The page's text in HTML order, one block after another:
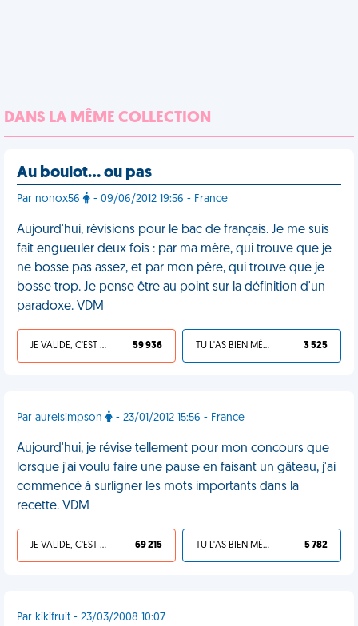
DANS LA MÊME COLLECTION
Au boulot… ou pas
Par nonox56 - 09/06/2012 19:56 - France
Aujourd'hui, révisions pour le bac de français. Je me suis
fait engueuler deux fois : par ma mère, qui trouve que je
ne bosse pas assez, et par mon père, qui trouve que je
bosse trop. Je pense être au point sur la définition d'un
paradoxe. VDM
JE VALIDE, C'EST UNE VDM 59 936 TU L'AS BIEN MÉRITÉ 3 525
Par aurelsimpson - 23/01/2012 15:56 - France
Aujourd'hui, je révise tellement pour mon concours que
lorsque j'ai voulu faire une pause en faisant un gâteau, j'ai
commencé à surligner les mots importants dans la
recette. VDM
JE VALIDE, C'EST UNE VDM 69 215 TU L'AS BIEN MÉRITÉ 5 782
Par kikifruit - 23/03/2008 10:07